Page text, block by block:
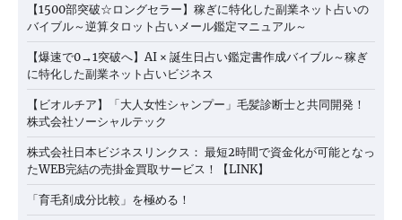
【1500部突破☆ロングセラー】稼ぎに特化した副業ネット占いの
バイブル～逆算タロット占いメール鑑定マニュアル～
【爆速で0→1突破へ】AI × 誕生日占い鑑定書作成バイブル～稼ぎ
に特化した副業ネット占いビジネス
【ビオルチア】「大人女性シャンプー」毛髪診断士と共同開発！
株式会社ソーシャルテック
株式会社日本ビジネスリンクス： 最短2時間で資金化が可能となっ
たWEB完結の売掛金買取サービス！【LINK】
「育毛剤成分比較」を極める！